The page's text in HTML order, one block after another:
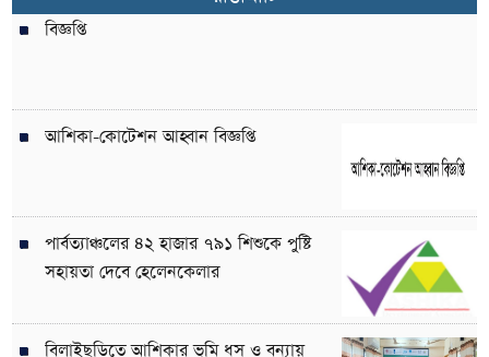
বিজ্ঞপ্তি
আশিকা-কোটেশন আহ্বান বিজ্ঞপ্তি
পার্বত্যাঞ্চলের ৪২ হাজার ৭৯১ শিশুকে পুষ্টি
সহায়তা দেবে হেলেনকেলার
বিলাইছড়িতে আশিকার ভূমি ধস ও বন্যায়